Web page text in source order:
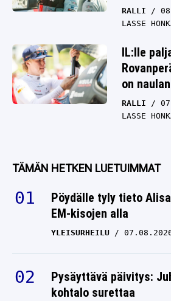
RALLI
LASSE
IL:lle
on
RALLI
LASSE
TÄMÄN HETKEN LUETUIMMAT
Pöydälle tyly tieto
EM-kisojen alla
YLEISURHEILU
Pysäyttävä päivitys:
kohtalo surettaa